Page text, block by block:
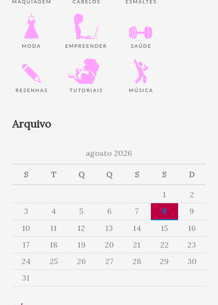
Arquivo
agosto 2026
S T Q Q S S D
1
2
3
4 5 6 7 8
9
10
11 12 13 14 15
16
17
18 19 20 21 22
23
24
25 26 27 28 29
30
31